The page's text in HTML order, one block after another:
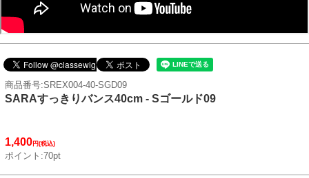
商品番号:SREX004-40-SGD09
SARAすっきりバンス40cm - Sゴールド09
1,400円(税込)
ポイント:70pt